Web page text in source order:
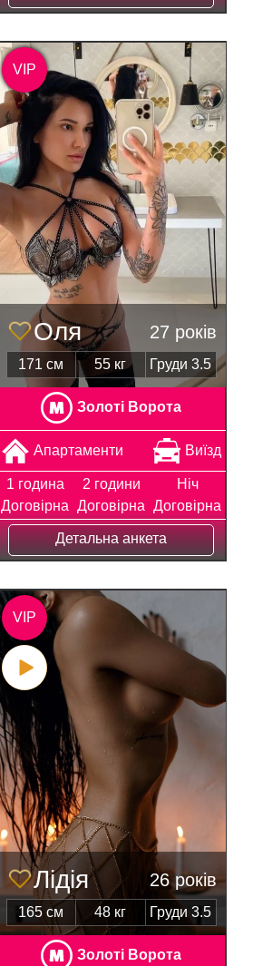
Оля 27 років
171 см 55 кг Груди 3.5
Золоті Ворота
Апартаменти Виїзд
1 година
Договірна
2 години
Договірна
Ніч
Договірна
Детальна анкета
VIP
Лідія 26 років
165 см 48 кг Груди 3.5
Золоті Ворота
VIP